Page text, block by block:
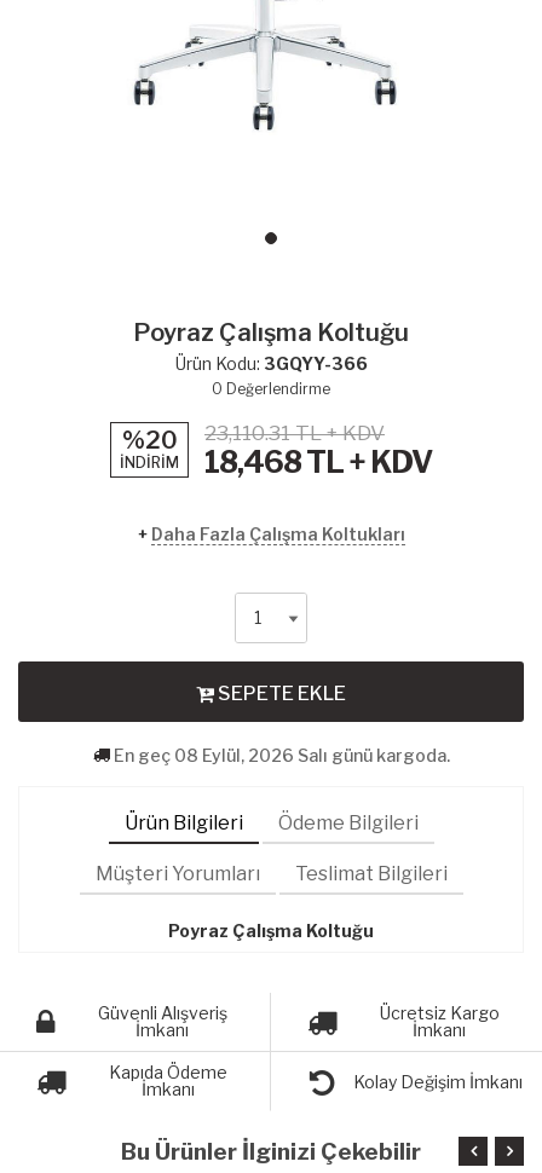
Poyraz Çalışma Koltuğu
Ürün Kodu: 3GQYY-366
0 Değerlendirme
%20
İNDİRİM
23,110.31 TL + KDV
18,468TL + KDV
+ Daha Fazla Çalışma Koltukları
SEPETE EKLE
En geç 08 Eylül, 2026 Salı günü kargoda.
Ürün Bilgileri Ödeme Bilgileri
Müşteri Yorumları Teslimat Bilgileri
Poyraz Çalışma Koltuğu
Güvenli Alışveriş
İmkanı
Ücretsiz Kargo
İmkanı
Kapıda Ödeme
İmkanı
Kolay Değişim İmkanı
Bu Ürünler İlginizi Çekebilir